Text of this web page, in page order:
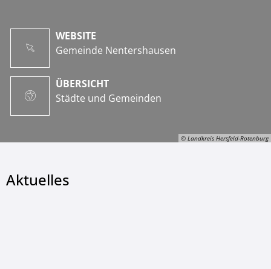
© Landkreis Hersfeld-Rotenburg
WEBSITE
Gemeinde Nentershausen
ÜBERSICHT
Städte und Gemeinden
Aktuelles